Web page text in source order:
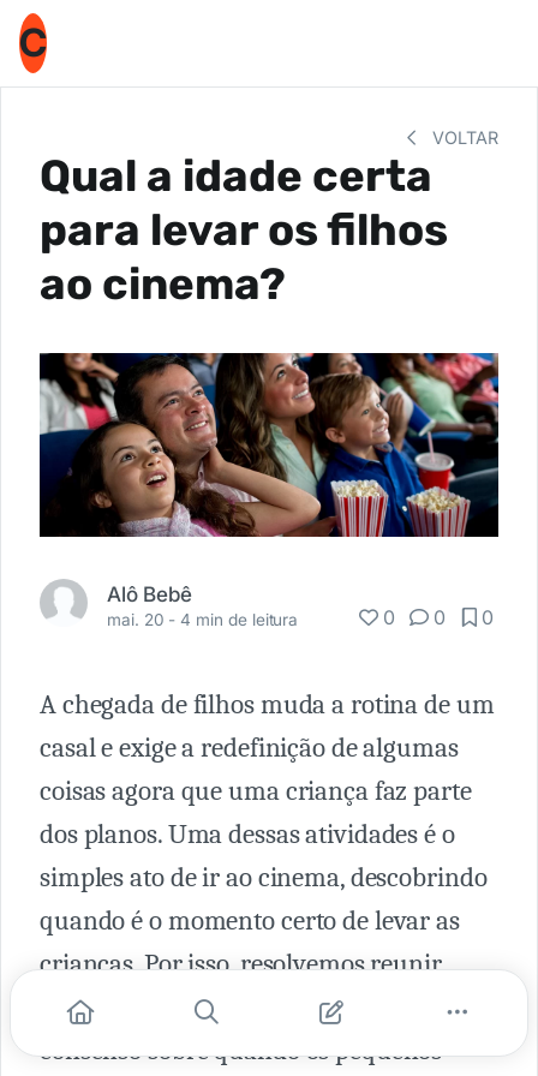
C
VOLTAR
Qual a idade certa
para levar os filhos
ao cinema?
Alô Bebê
mai. 20 -4 min de leitura 0 0 0
A chegada de filhos muda a rotina de um
casal e exige a redefinição de algumas
coisas agora que uma criança faz parte
dos planos. Uma dessas atividades é o
simples ato de ir ao cinema, descobrindo
quando é o momento certo de levar as
crianças. Por isso, resolvemos reunir
algumas dicas e tentar chegar a um
consenso sobre quando os pequenos